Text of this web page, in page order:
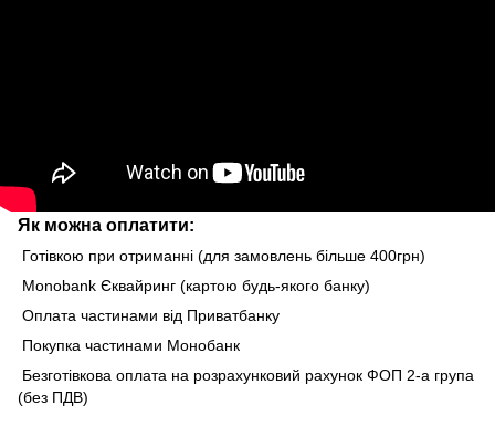
Як можна оплатити:
Готівкою при отриманні (для замовлень більше 400грн)
Monobank Єквайринг (картою будь-якого банку)
Оплата частинами від Приватбанку
Покупка частинами Монобанк
Безготівкова оплата на розрахунковий рахунок ФОП 2-а група
(без ПДВ)